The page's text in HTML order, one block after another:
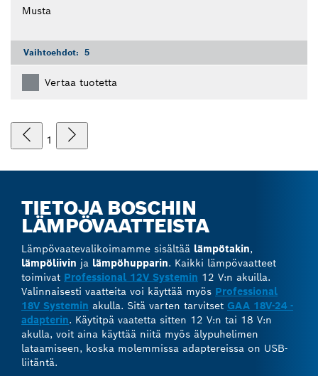
Musta
Vaihtoehdot: 5
Vertaa tuotetta
1
TIETOJA BOSCHIN
LÄMPÖVAATTEISTA
Lämpövaatevalikoimamme sisältää lämpötakin,
lämpöliivin ja lämpöhupparin. Kaikki lämpövaatteet
toimivat Professional 12V Systemin 12 V:n akuilla.
Valinnaisesti vaatteita voi käyttää myös Professional
18V Systemin akulla. Sitä varten tarvitset GAA 18V-24 -
adapterin. Käytitpä vaatetta sitten 12 V:n tai 18 V:n
akulla, voit aina käyttää niitä myös älypuhelimen
lataamiseen, koska molemmissa adaptereissa on USB-
liitäntä.